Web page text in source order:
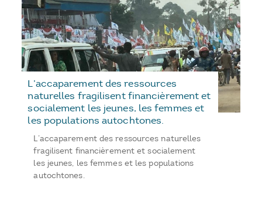
L’accaparement des ressources
naturelles fragilisent financièrement et
socialement les jeunes, les femmes et
les populations autochtones.
L’accaparement des ressources naturelles
fragilisent financièrement et socialement
les jeunes, les femmes et les populations
autochtones.